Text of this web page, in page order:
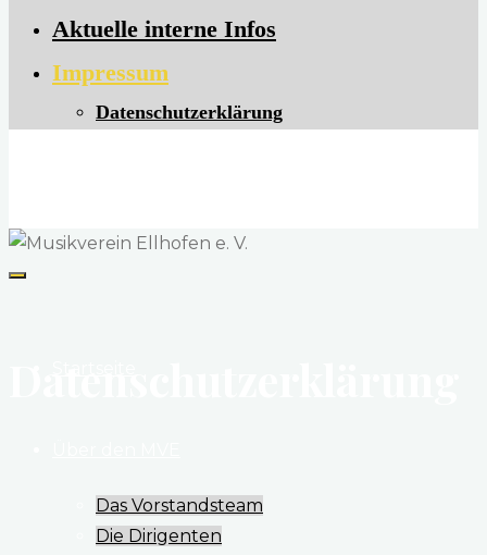
Aktuelle interne Infos
Impressum
Datenschutzerklärung
Das Vorstandsteam
Die Dirigenten